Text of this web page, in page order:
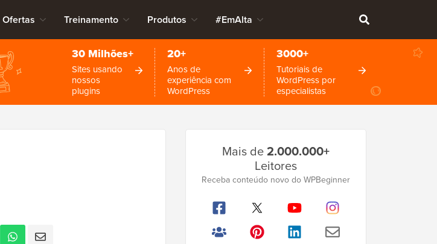
Ofertas Treinamento Produtos #EmAlta
30 Milhões+
Sites usando
nossos
plugins
20+
Anos de
experiência com
WordPress
3000+
Tutoriais de
WordPress por
especialistas
Lateral
Principal
Mais de2.000.000+
Leitores
Receba conteúdo novo do WPBeginner